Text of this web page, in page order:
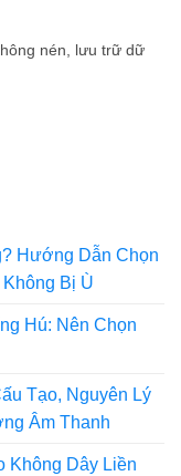
nén, lưu trữ dữ
Hướng Dẫn Chọn
Bị Ù
Hú: Nên Chọn
Tạo, Nguyên Lý
Âm Thanh
Không Dây Liền